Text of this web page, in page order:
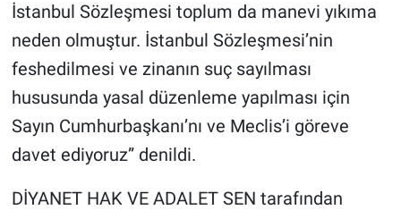
İstanbul Sözleşmesi toplum da manevi yıkıma
neden olmuştur. İstanbul Sözleşmesi’nin
feshedilmesi ve zinanın suç sayılması
hususunda yasal düzenleme yapılması için
Sayın Cumhurbaşkanı’nı ve Meclis’i göreve
davet ediyoruz” denildi.
DİYANET HAK VE ADALET SEN tarafından